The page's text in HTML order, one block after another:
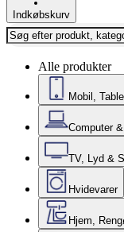
Indkøbskurv
Alle produkter
Mobil,
Computer
TV, Lyd &
Hvidevarer
Hjem,